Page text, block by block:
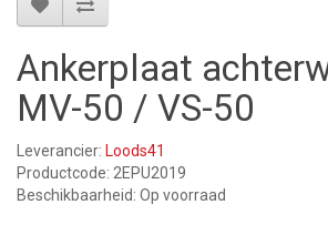
Ankerplaat
MV-50 / VS-50
Leverancier: Loods41
Productcode: 2EPU2019
Beschikbaarheid: Op voorraad